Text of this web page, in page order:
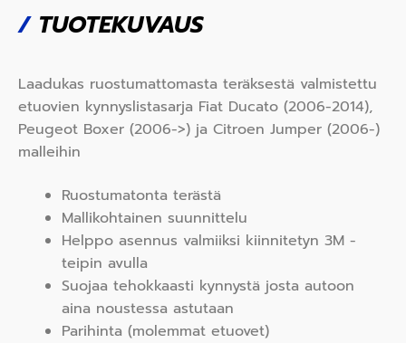
/TUOTEKUVAUS
Laadukas ruostumattomasta teräksestä valmistettu
etuovien kynnyslistasarja Fiat Ducato (2006-2014),
Peugeot Boxer (2006->) ja Citroen Jumper (2006-)
malleihin
Ruostumatonta terästä
Mallikohtainen suunnittelu
Helppo asennus valmiiksi kiinnitetyn 3M -
teipin avulla
Suojaa tehokkaasti kynnystä josta autoon
aina noustessa astutaan
Parihinta (molemmat etuovet)